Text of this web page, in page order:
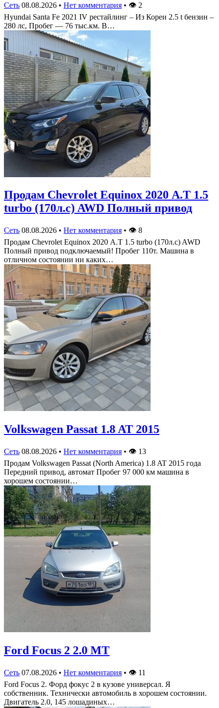
Сеть 08.08.2026 • Нет комментария • 👁 2
Hyundai Santa Fe 2021 IV рестайлинг – Из Кореи 2.5 t бензин –
280 лс, Пробег — 76 тыс.км. В…
Продам Chevrolet Equinox 2020 А.Т 1.5
turbo (170л.с) AWD Полный привод
Сеть 08.08.2026 • Нет комментария • 👁 8
Продам Chevrolet Equinox 2020 А.Т 1.5 turbo (170л.с) AWD
Полный привод подключаемый! Пробег 110т. Машина в
отличном состоянии ни каких…
Volkswagen Passat 1.8 AT 2015
Сеть 08.08.2026 • Нет комментария • 👁 13
Продам Volkswagen Passat (North America) 1.8 AT 2015 года
Передний привод, автомат Пробег 97 000 км машина в
хорошем состоянии…
Ford Focus 2 2.0 MT
Сеть 07.08.2026 • Нет комментария • 👁 11
Ford Focus 2. Форд фокус 2 в кузове универсал. Я
собственник. Технически автомобиль в хорошем состоянии.
Двигатель 2.0, 145 лошадиных…